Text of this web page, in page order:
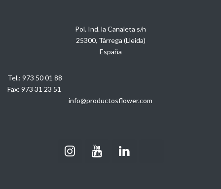
Pol. Ind. la Canaleta s/n
25300, Tàrrega (Lleida)
España
Tel.: 973 50 01 88
Fax: 973 31 23 51
info@productosflower.com